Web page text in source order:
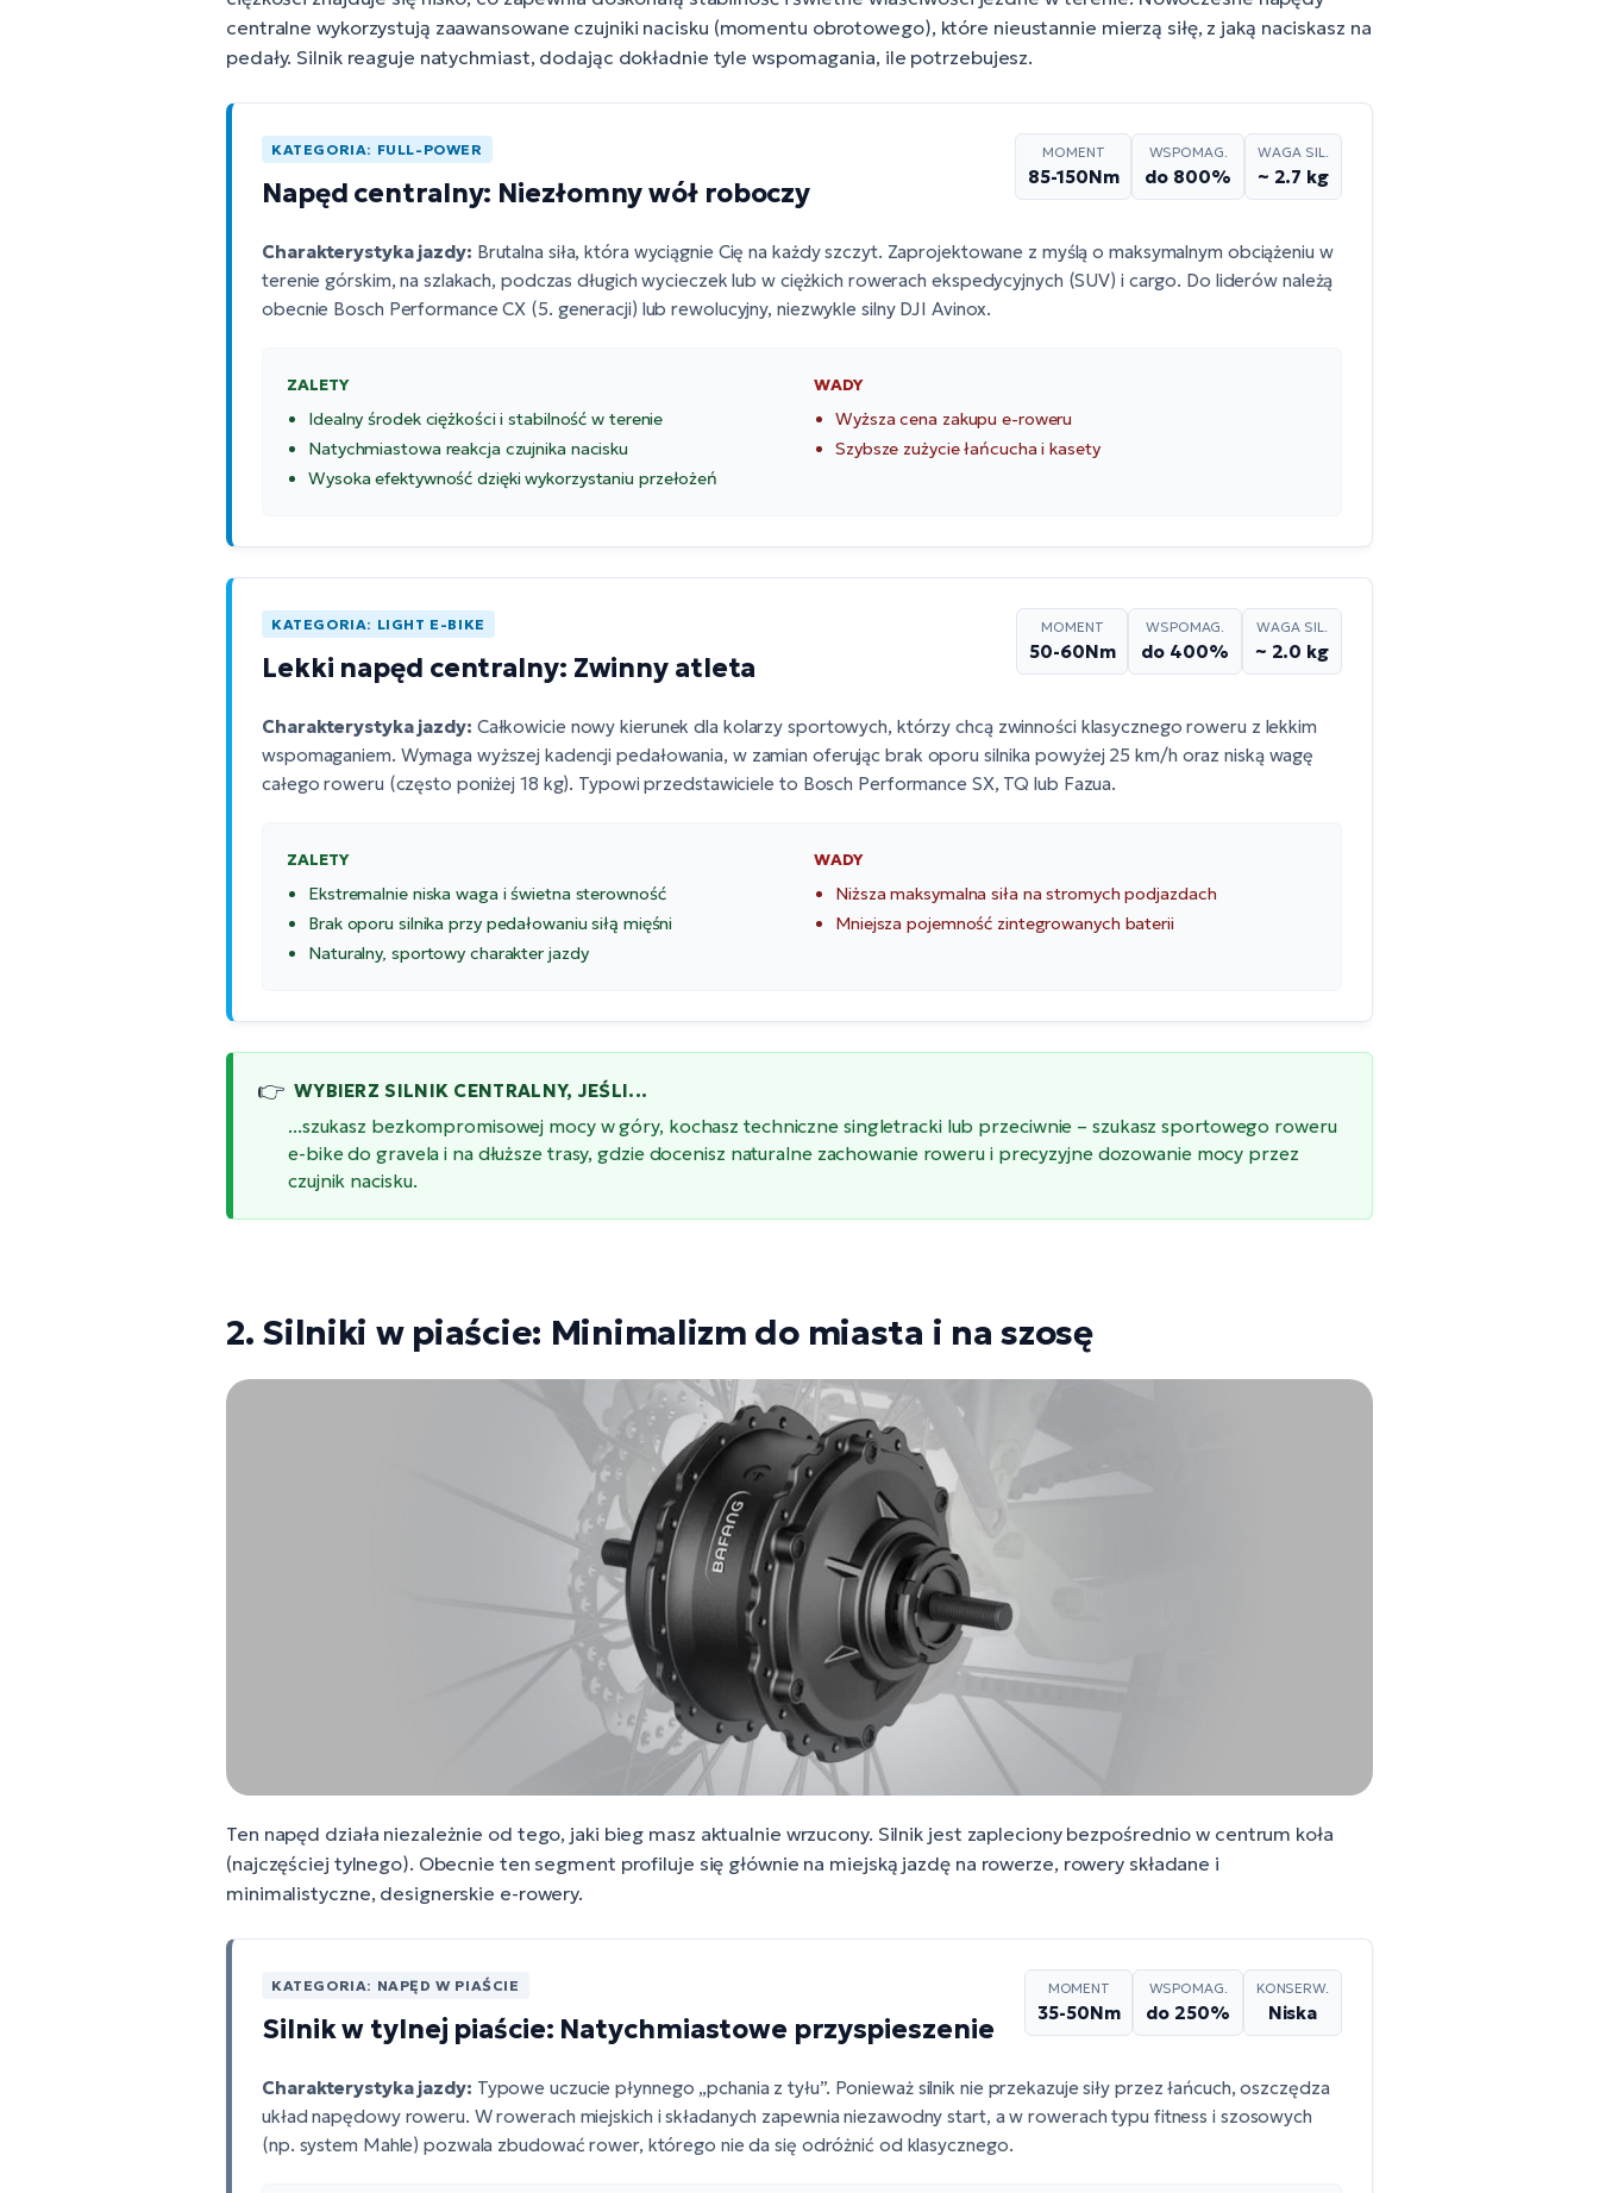
centralne wykorzystują zaawansowane czujniki nacisku (momentu obrotowego), które nieustannie mierzą siłę, z jaką naciskasz na
pedały. Silnik reaguje natychmiast, dodając dokładnie tyle wspomagania, ile potrzebujesz.
KATEGORIA: FULL-POWER
Napęd centralny: Niezłomny wół roboczy
MOMENT
85-150Nm
WSPOMAG.
do 800%
WAGA SIL.
~ 2.7 kg
Charakterystyka jazdy: Brutalna siła, która wyciągnie Cię na każdy szczyt. Zaprojektowane z myślą o maksymalnym obciążeniu w
terenie górskim, na szlakach, podczas długich wycieczek lub w ciężkich rowerach ekspedycyjnych (SUV) i cargo. Do liderów należą
obecnie Bosch Performance CX (5. generacji) lub rewolucyjny, niezwykle silny DJI Avinox.
ZALETY
Idealny środek ciężkości i stabilność w terenie
Natychmiastowa reakcja czujnika nacisku
Wysoka efektywność dzięki wykorzystaniu przełożeń
WADY
Wyższa cena zakupu e-roweru
Szybsze zużycie łańcucha i kasety
KATEGORIA: LIGHT E-BIKE
Lekki napęd centralny: Zwinny atleta
MOMENT
50-60Nm
WSPOMAG.
do 400%
WAGA SIL.
~ 2.0 kg
Charakterystyka jazdy: Całkowicie nowy kierunek dla kolarzy sportowych, którzy chcą zwinności klasycznego roweru z lekkim
wspomaganiem. Wymaga wyższej kadencji pedałowania, w zamian oferując brak oporu silnika powyżej 25 km/h oraz niską wagę
całego roweru (często poniżej 18 kg). Typowi przedstawiciele to Bosch Performance SX, TQ lub Fazua.
ZALETY
Ekstremalnie niska waga i świetna sterowność
Brak oporu silnika przy pedałowaniu siłą mięśni
Naturalny, sportowy charakter jazdy
WADY
Niższa maksymalna siła na stromych podjazdach
Mniejsza pojemność zintegrowanych baterii
👉 WYBIERZ SILNIK CENTRALNY, JEŚLI...
...szukasz bezkompromisowej mocy w góry, kochasz techniczne singletracki lub przeciwnie – szukasz sportowego roweru
e-bike do gravela i na dłuższe trasy, gdzie docenisz naturalne zachowanie roweru i precyzyjne dozowanie mocy przez
czujnik nacisku.
2. Silniki w piaście: Minimalizm do miasta i na szosę
Ten napęd działa niezależnie od tego, jaki bieg masz aktualnie wrzucony. Silnik jest zapleciony bezpośrednio w centrum koła
(najczęściej tylnego). Obecnie ten segment profiluje się głównie na miejską jazdę na rowerze, rowery składane i
minimalistyczne, designerskie e-rowery.
KATEGORIA: NAPĘD W PIAŚCIE
Silnik w tylnej piaście: Natychmiastowe przyspieszenie
MOMENT
35-50Nm
WSPOMAG.
do 250%
KONSERW.
Niska
Charakterystyka jazdy: Typowe uczucie płynnego „pchania z tyłu”. Ponieważ silnik nie przekazuje siły przez łańcuch, oszczędza
układ napędowy roweru. W rowerach miejskich i składanych zapewnia niezawodny start, a w rowerach typu fitness i szosowych
(np. system Mahle) pozwala zbudować rower, którego nie da się odróżnić od klasycznego.